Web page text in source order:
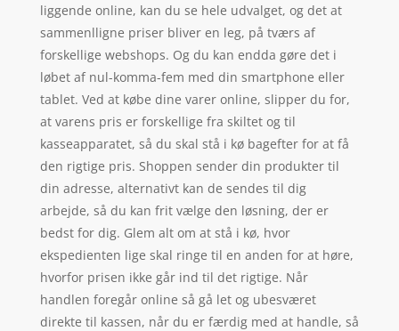
liggende online, kan du se hele udvalget, og det at
sammenlligne priser bliver en leg, på tværs af
forskellige webshops. Og du kan endda gøre det i
løbet af nul-komma-fem med din smartphone eller
tablet. Ved at købe dine varer online, slipper du for,
at varens pris er forskellige fra skiltet og til
kasseapparatet, så du skal stå i kø bagefter for at få
den rigtige pris. Shoppen sender din produkter til
din adresse, alternativt kan de sendes til dig
arbejde, så du kan frit vælge den løsning, der er
bedst for dig. Glem alt om at stå i kø, hvor
ekspedienten lige skal ringe til en anden for at høre,
hvorfor prisen ikke går ind til det rigtige. Når
handlen foregår online så gå let og ubesværet
direkte til kassen, når du er færdig med at handle, så